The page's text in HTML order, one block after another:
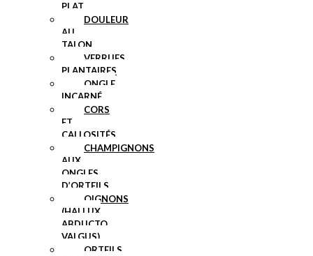
PLAT
DOULEUR
AU
TALON
VERRUES
PLANTAIRES
ONGLE
INCARNÉ
CORS
ET
CALLOSITÉS
CHAMPIGNONS
AUX
ONGLES
D’ORTEILS
OIGNONS
(HALLUX
ABDUCTO
VALGUS)
ORTEILS